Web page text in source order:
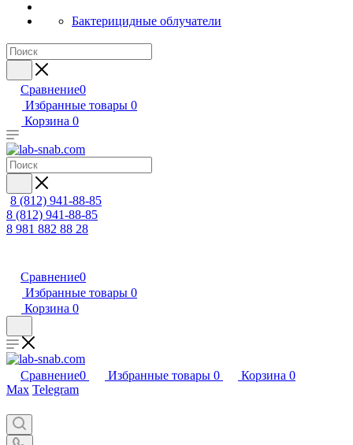
Бактерицидные облучатели
Сравнение0
Избранные товары 0
Корзина 0
8 (812) 941-88-85
8 (812) 941-88-85
8 981 882 88 28
Сравнение0
Избранные товары 0
Корзина 0
Сравнение0 Избранные товары 0 Корзина 0
Max Telegram